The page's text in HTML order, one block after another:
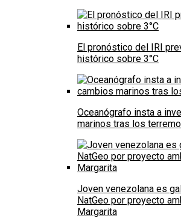
El pronóstico del IRI
histórico sobre 3°C
Oceanógrafo insta a
marinos tras los
Joven venezolana es
NatGeo por proyecto
Margarita